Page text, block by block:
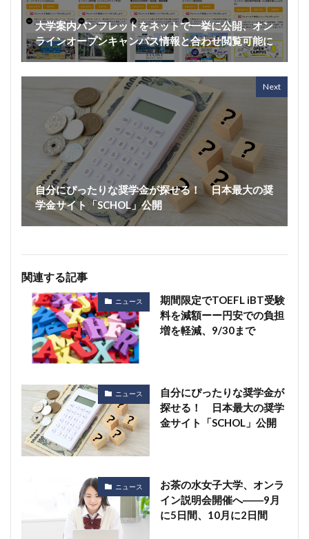
大学案内パンフレットをネットで一挙に公開、オン
ラインオープンキャンパス情報と合わせ閲覧可能に
Next
自分にぴったりな奨学金が探せる！ 日本最大の奨
学金サイト「SCHOL」公開
関連する記事
ニュース
期間限定でTOEFL iBT受験
料を減額ーー円安での負担
増を軽減、9/30まで
ニュース
自分にぴったりな奨学金が
探せる！ 日本最大の奨学
金サイト「SCHOL」公開
ニュース
お茶の水女子大学、オンラ
イン説明会開催へ――9月
に5日間、10月に2日間